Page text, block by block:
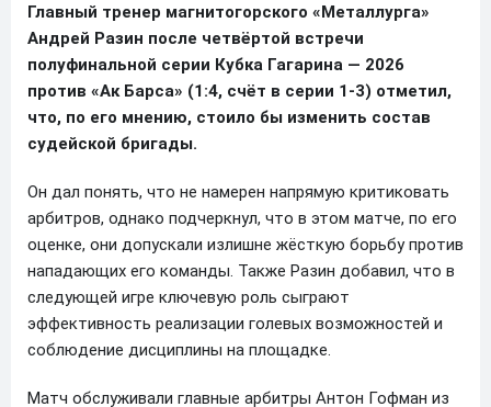
Главный тренер магнитогорского «Металлурга»
Андрей Разин после четвёртой встречи
полуфинальной серии Кубка Гагарина — 2026
против «Ак Барса» (1:4, счёт в серии 1-3) отметил,
что, по его мнению, стоило бы изменить состав
судейской бригады.
Он дал понять, что не намерен напрямую критиковать
арбитров, однако подчеркнул, что в этом матче, по его
оценке, они допускали излишне жёсткую борьбу против
нападающих его команды. Также Разин добавил, что в
следующей игре ключевую роль сыграют
эффективность реализации голевых возможностей и
соблюдение дисциплины на площадке.
Матч обслуживали главные арбитры Антон Гофман из